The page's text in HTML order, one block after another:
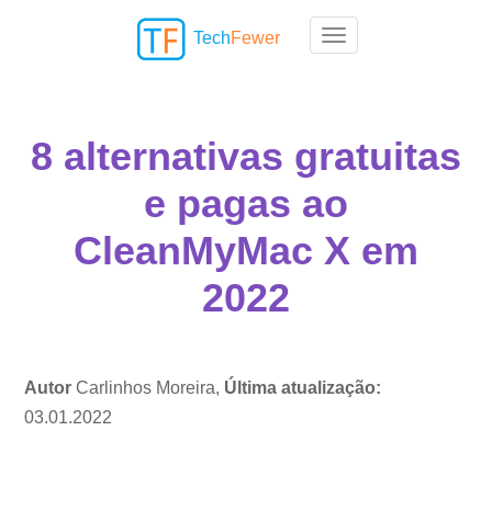
Toggle navigation
TechFewer
8 alternativas gratuitas
e pagas ao
CleanMyMac X em
2022
Autor Carlinhos Moreira, Última atualização:
03.01.2022